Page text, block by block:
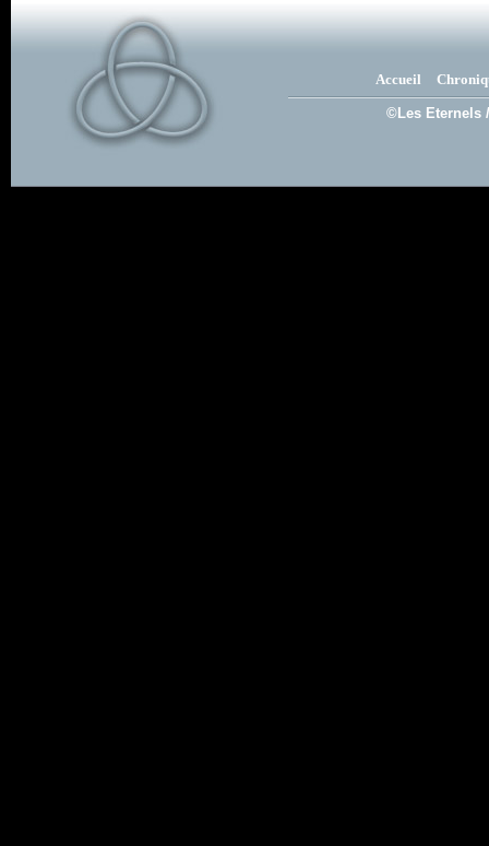
Accueil
©Les Eternels